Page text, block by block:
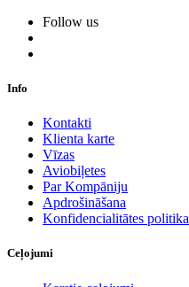
Follow us
Info
Kontakti
Klienta karte
Vīzas
Aviobiļetes
Par Kompāniju
Apdrošināšana
Konfidencialitātes politika
Ceļojumi